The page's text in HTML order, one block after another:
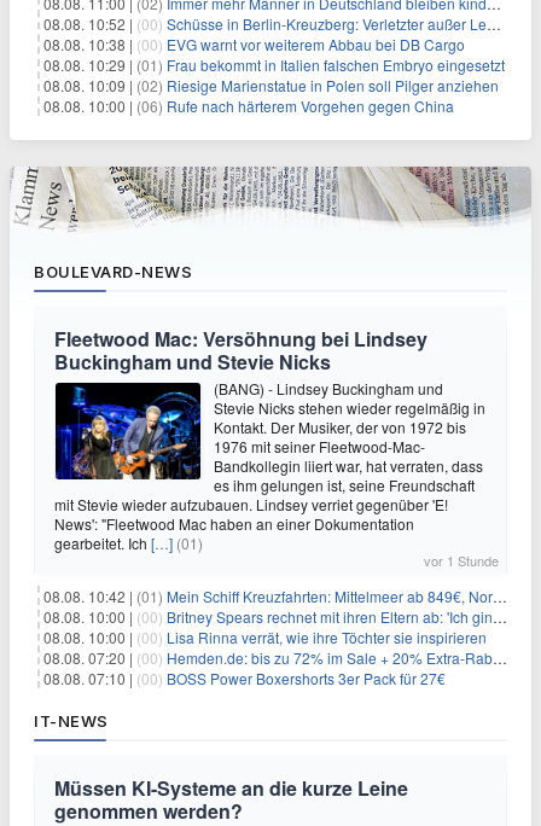
08.08. 10:52 | (00) Schüsse in Berlin-Kreuzberg: Verletzter außer Lebensgefahr
08.08. 10:38 | (00) EVG warnt vor weiterem Abbau bei DB Cargo
08.08. 10:29 | (01) Frau bekommt in Italien falschen Embryo eingesetzt
08.08. 10:09 | (02) Riesige Marienstatue in Polen soll Pilger anziehen
08.08. 10:00 | (06) Rufe nach härterem Vorgehen gegen China
BOULEVARD-NEWS
Fleetwood Mac: Versöhnung bei Lindsey
Buckingham und Stevie Nicks
(BANG) - Lindsey Buckingham und
Stevie Nicks stehen wieder regelmäßig in
Kontakt. Der Musiker, der von 1972 bis
1976 mit seiner Fleetwood-Mac-
Bandkollegin liiert war, hat verraten, dass
es ihm gelungen ist, seine Freundschaft
mit Stevie wieder aufzubauen. Lindsey verriet gegenüber 'E!
News': "Fleetwood Mac haben an einer Dokumentation
gearbeitet. Ich […] (01)
vor 1 Stunde
08.08. 10:42 | (01) Mein Schiff Kreuzfahrten: Mittelmeer ab 849€, Norwegen ab 999€ p.P.
08.08. 10:00 | (00) Britney Spears rechnet mit ihren Eltern ab: 'Ich ging zwei Monate lang auf die Knie und weinte'
08.08. 10:00 | (00) Lisa Rinna verrät, wie ihre Töchter sie inspirieren
08.08. 07:20 | (00) Hemden.de: bis zu 72% im Sale + 20% Extra-Rabatt dank Gutschein
08.08. 07:10 | (00) BOSS Power Boxershorts 3er Pack für 27€
IT-NEWS
Müssen KI-Systeme an die kurze Leine
genommen werden?